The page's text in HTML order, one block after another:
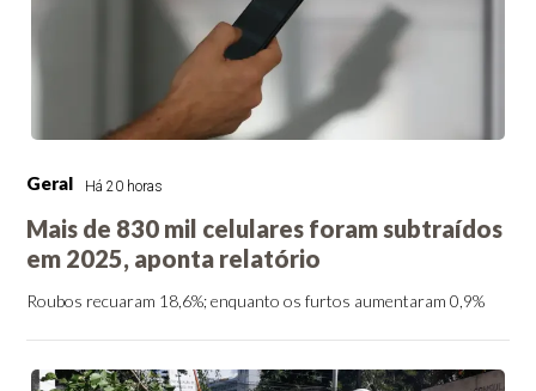
Geral Há 20 horas
Mais de 830 mil celulares foram subtraídos
em 2025, aponta relatório
Roubos recuaram 18,6%; enquanto os furtos aumentaram 0,9%